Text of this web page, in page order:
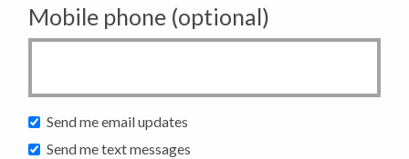
Mobile phone (optional)
Send me email updates
Send me text messages